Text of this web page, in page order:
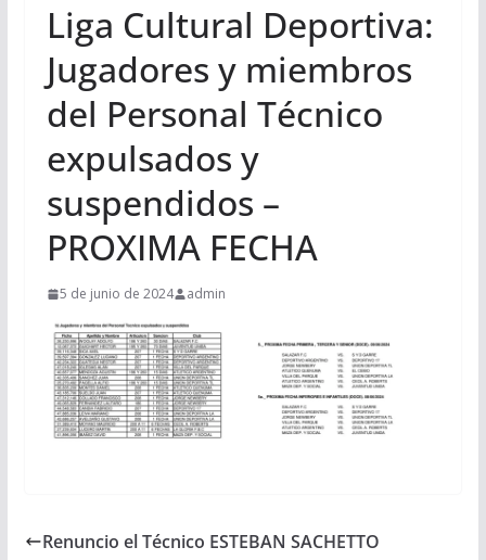
Liga Cultural Deportiva:
Jugadores y miembros
del Personal Técnico
expulsados y
suspendidos –
PROXIMA FECHA
5 de junio de 2024 admin
Renuncio el Técnico ESTEBAN SACHETTO